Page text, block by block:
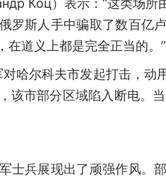
Коц）表示：“这类场所
罗斯人手中骗取了数百亿
在道义上都是完全正当的。”
哈尔科夫市发起打击，动
该市部分区域陷入断电。
士兵展现出了顽强作风。